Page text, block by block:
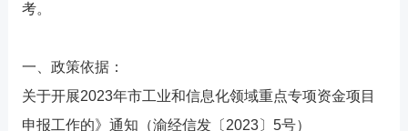
考。
一、政策依据：
关于开展2023年市工业和信息化领域重点专项资金项目
申报工作的》通知（渝经信发〔2023〕5号）